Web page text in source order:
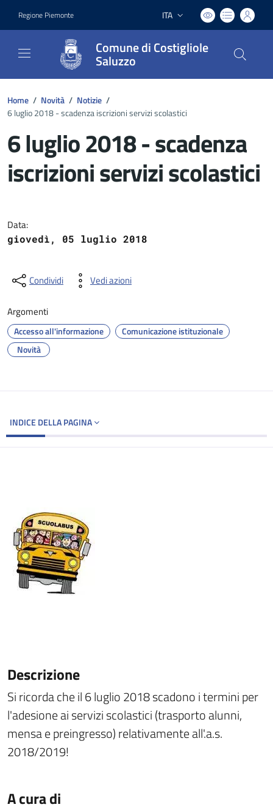
Regione Piemonte Lingua attiva:
ITA
Comune di Costigliole
Saluzzo
Home / Novità / Notizie /
6 luglio 2018 - scadenza iscrizioni servizi scolastici
6 luglio 2018 - scadenza
iscrizioni servizi scolastici
Data:
giovedì, 05 luglio 2018
Condividi Vedi azioni
Argomenti
Accesso all'informazione
Comunicazione istituzionale
Novità
INDICE DELLA PAGINA
Descrizione
Si ricorda che il 6 luglio 2018 scadono i termini per
l'adesione ai servizi scolastici (trasporto alunni,
mensa e preingresso) relativamente all'.a.s.
2018/2019!
A cura di